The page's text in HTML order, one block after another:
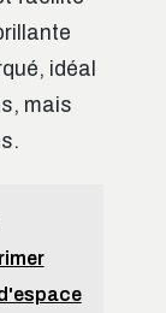
idéal
mais